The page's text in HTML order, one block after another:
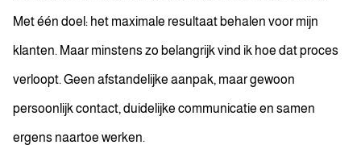
Met één doel: het maximale resultaat behalen voor mijn
klanten. Maar minstens zo belangrijk vind ik hoe dat proces
verloopt. Geen afstandelijke aanpak, maar gewoon
persoonlijk contact, duidelijke communicatie en samen
ergens naartoe werken.